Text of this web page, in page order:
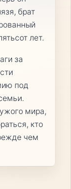
брат
лет.
за
под
мира,
кто
чем